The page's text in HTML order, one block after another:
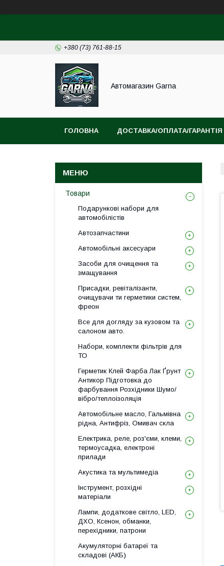
+380 (73) 761-88-15
Автомагазин Garna
ГОЛОВНА ДОСТАВКА/ОПЛАТА/ГАРАНТІЯ
Товари
Подарункові набори для
автомобілістів
Автозапчастини
Автомобільні аксесуари
Засоби для очищення та
змащування
Присадки, ревіталізанти,
очищувачи ти герметики систем,
фреон
Все для догляду за кузовом та
салоном авто.
Набори, комплекти фільтрів для
ТО
Герметик Клей Фарба Лак Ґрунт
Антикор Підготовка до
фарбування Розхідники Шумо/
вібро/теплоізоляція
Автомобільне масло, Гальмівна
рідна, Антифріз, Омивач скла
Електрика, реле, роз'єми, клеми,
термоусадка, електроні
прилади
Акустика та мультимедіа
Інструмент, розхідні
матеріали
Лампи, додаткове світло, LED,
ДХО, Ксенон, обманки,
перехідники, патрони
Акумуляторні батареї та
складові (АКБ)